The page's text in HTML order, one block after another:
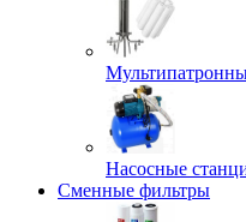
Насосные
Сменные фильтры